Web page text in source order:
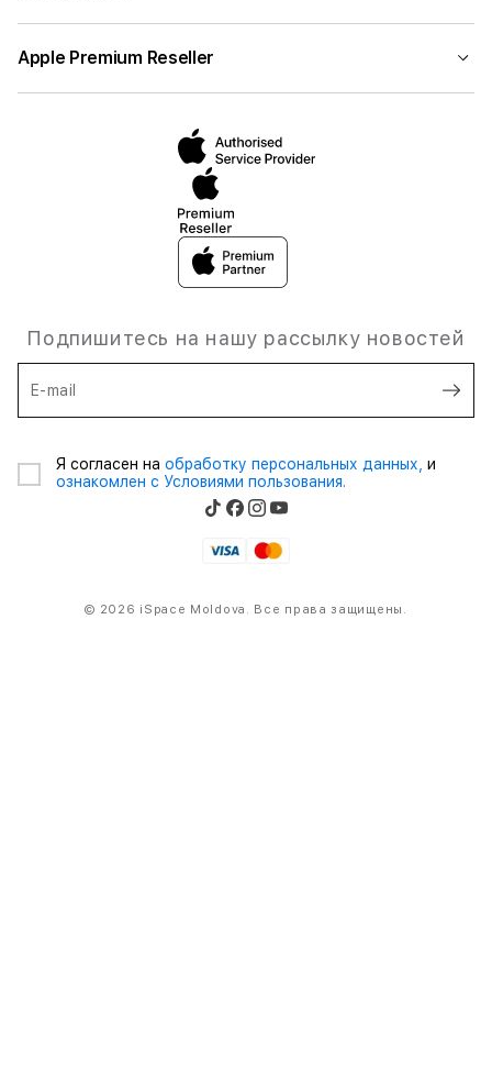
Apple Premium Reseller
Подпишитесь на нашу рассылку новостей
E-mail
Я согласен на обработку персональных данных, и
ознакомлен с Условиями пользования.
© 2026 iSpace Moldova. Все права защищены.